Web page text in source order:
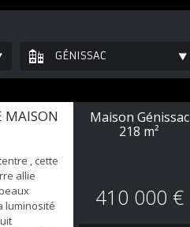
GÉNISSAC
MAISON
, cette
allie
luminosité
Maison Génissac
218 m²
410 000 €